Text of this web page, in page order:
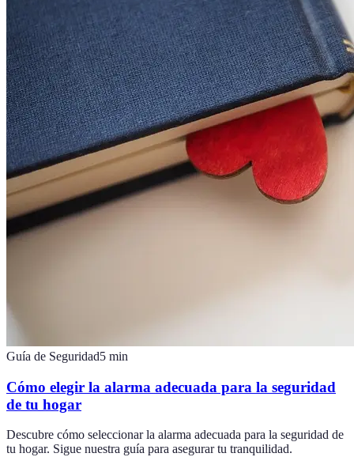
Guía de Seguridad5 min
Cómo elegir la alarma adecuada para la seguridad
de tu hogar
Descubre cómo seleccionar la alarma adecuada para la seguridad de
tu hogar. Sigue nuestra guía para asegurar tu tranquilidad.